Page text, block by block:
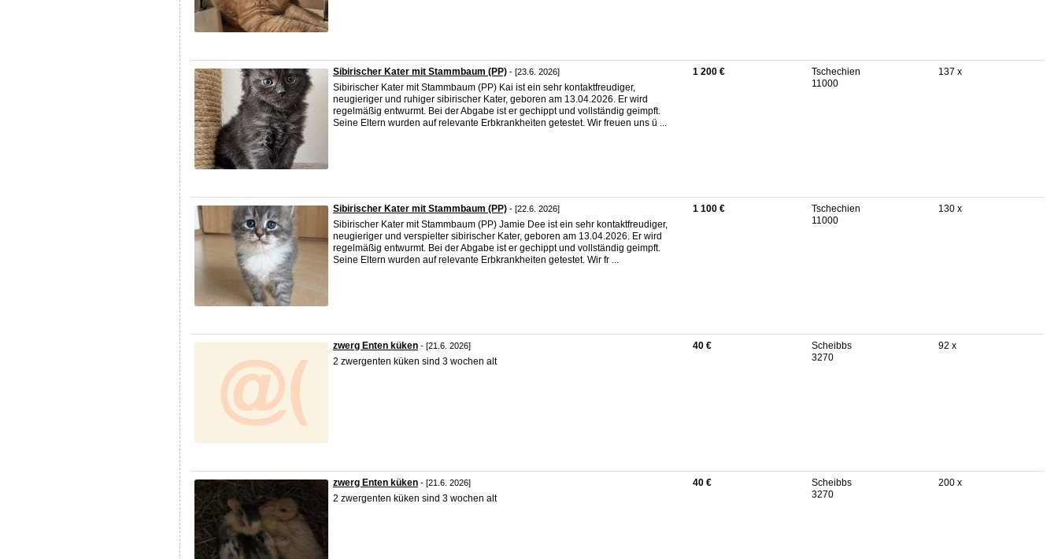
Sibirischer Kater mit Stammbaum (PP) - [23.6. 2026]
Sibirischer Kater mit Stammbaum (PP) Kai ist ein sehr kontaktfreudiger,
neugieriger und ruhiger sibirischer Kater, geboren am 13.04.2026. Er wird
regelmäßig entwurmt. Bei der Abgabe ist er gechippt und vollständig geimpft.
Seine Eltern wurden auf relevante Erbkrankheiten getestet. Wir freuen uns ü ...
1 200 €
Tschechien
11000
137 x
Sibirischer Kater mit Stammbaum (PP) - [22.6. 2026]
Sibirischer Kater mit Stammbaum (PP) Jamie Dee ist ein sehr kontaktfreudiger,
neugieriger und verspielter sibirischer Kater, geboren am 13.04.2026. Er wird
regelmäßig entwurmt. Bei der Abgabe ist er gechippt und vollständig geimpft.
Seine Eltern wurden auf relevante Erbkrankheiten getestet. Wir fr ...
1 100 €
Tschechien
11000
130 x
zwerg Enten küken - [21.6. 2026]
2 zwergenten küken sind 3 wochen alt
40 €
Scheibbs
3270
92 x
zwerg Enten küken - [21.6. 2026]
2 zwergenten küken sind 3 wochen alt
40 €
Scheibbs
3270
200 x